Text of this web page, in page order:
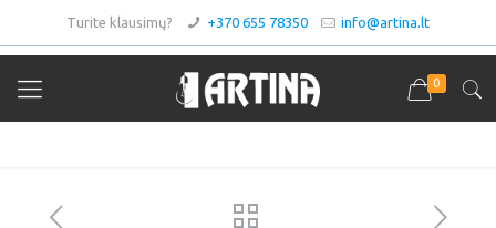
Turite klausimų? +370 655 78350 info@artina.lt
0
Asortimentas